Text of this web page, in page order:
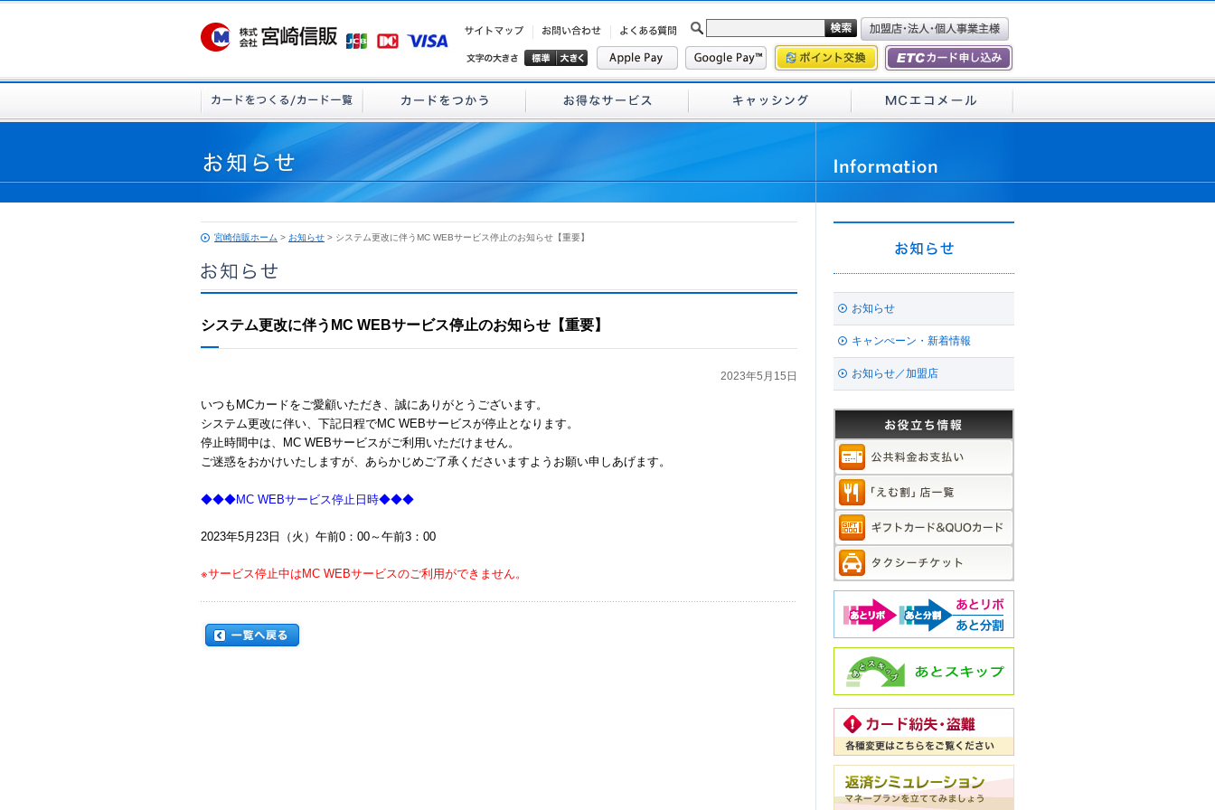
宮崎信販ホーム > お知らせ > システム更改に伴うMC WEBサービス停止のお知らせ【重要】
システム更改に伴うMC WEBサービス停止のお知らせ【重要】
2023年5月15日
いつもMCカードをご愛顧いただき、誠にありがとうございます。
システム更改に伴い、下記日程でMC WEBサービスが停止となります。
停止時間中は、MC WEBサービスがご利用いただけません。
ご迷惑をおかけいたしますが、あらかじめご了承くださいますようお願い申しあげます。
◆◆◆MC WEBサービス停止日時◆◆◆
2023年5月23日（火）午前0：00～午前3：00
※サービス停止中はMC WEBサービスのご利用ができません。
お知らせ
キャンぺーン・新着情報
お知らせ／加盟店